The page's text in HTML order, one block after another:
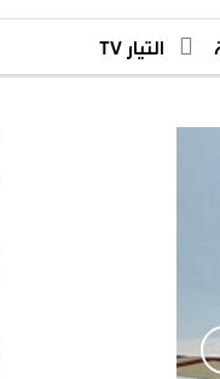
التيار TV